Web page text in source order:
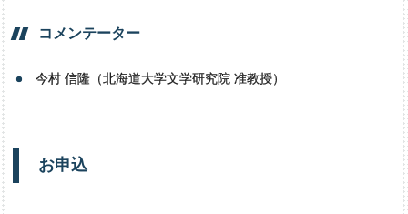
コメンテーター
今村 信隆（北海道大学文学研究院 准教授）
お申込